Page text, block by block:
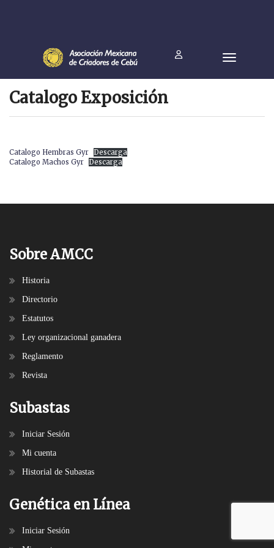
Catalogo Exposición
Catalogo Hembras Gyr Descarga
Catalogo Machos Gyr Descarga
Sobre AMCC
Historia
Directorio
Estatutos
Ley organizacional ganadera
Reglamento
Revista
Subastas
Iniciar Sesión
Mi cuenta
Historial de Subastas
Genética en Línea
Iniciar Sesión